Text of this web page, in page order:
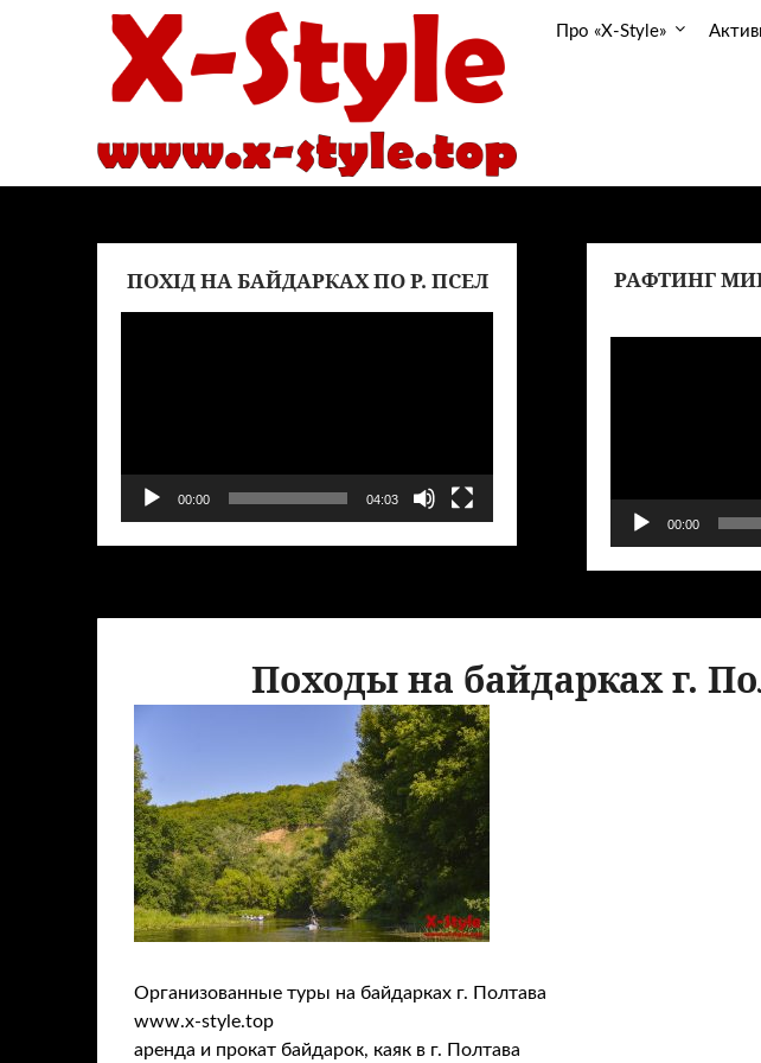
Про «X-Style»
ПОХІД НА БАЙДАРКАХ ПО Р. ПСЕЛ
00:00 04:03
РАФТИНГ
00:00
Походы на байдарках г.
Организованные туры на байдарках г. Полтава
www.x-style.top
аренда и прокат байдарок, каяк в г. Полтава